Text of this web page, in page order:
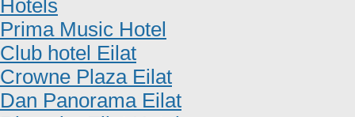
Hotels
Prima Music Hotel
Club hotel Eilat
Crowne Plaza Eilat
Dan Panorama Eilat